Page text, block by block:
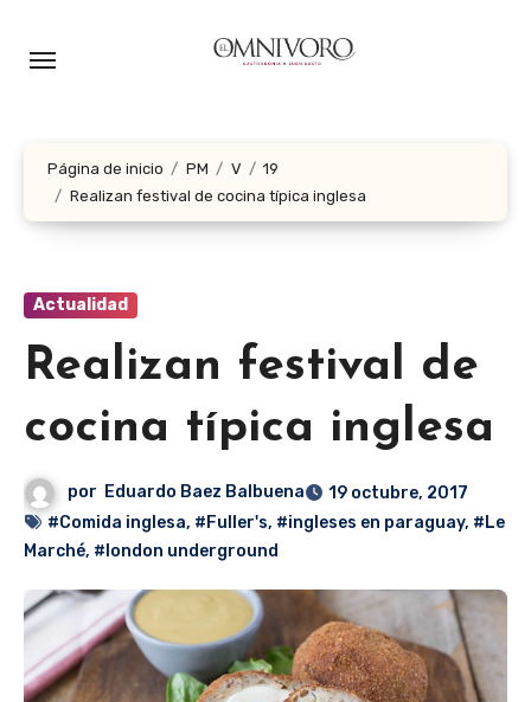
Página de inicio PM V
19
Realizan festival de cocina típica inglesa
Actualidad
Realizan festival de
cocina típica inglesa
por Eduardo Baez Balbuena
19 octubre, 2017
#Comida inglesa, #Fuller's, #ingleses en paraguay, #Le
Marché, #london underground